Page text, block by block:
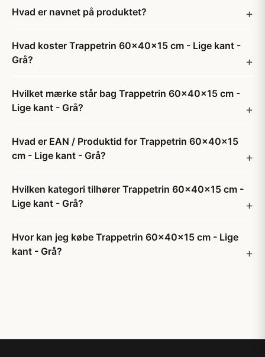
Hvad er navnet på produktet?
Hvad koster Trappetrin 60x40x15 cm - Lige kant -
Grå?
Hvilket mærke står bag Trappetrin 60x40x15 cm -
Lige kant - Grå?
Hvad er EAN / Produktid for Trappetrin 60x40x15
cm - Lige kant - Grå?
Hvilken kategori tilhører Trappetrin 60x40x15 cm -
Lige kant - Grå?
Hvor kan jeg købe Trappetrin 60x40x15 cm - Lige
kant - Grå?